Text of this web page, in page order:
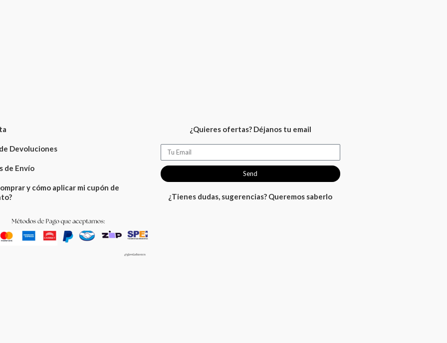
Devoluciones
de Envío
y cómo aplicar mi cupón de
¿Quieres ofertas? Déjanos tu email
Email
Send
¿Tienes dudas, sugerencias? Queremos saberlo